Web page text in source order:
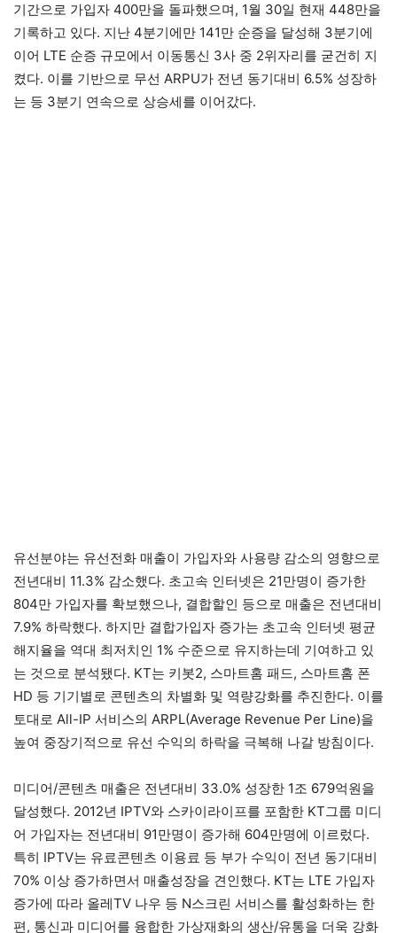
기간으로 가입자 400만을 돌파했으며, 1월 30일 현재 448만을
기록하고 있다. 지난 4분기에만 141만 순증을 달성해 3분기에
이어 LTE 순증 규모에서 이동통신 3사 중 2위자리를 굳건히 지
켰다. 이를 기반으로 무선 ARPU가 전년 동기대비 6.5% 성장하
는 등 3분기 연속으로 상승세를 이어갔다.
유선분야는 유선전화 매출이 가입자와 사용량 감소의 영향으로
전년대비 11.3% 감소했다. 초고속 인터넷은 21만명이 증가한
804만 가입자를 확보했으나, 결합할인 등으로 매출은 전년대비
7.9% 하락했다. 하지만 결합가입자 증가는 초고속 인터넷 평균
해지율을 역대 최저치인 1% 수준으로 유지하는데 기여하고 있
는 것으로 분석됐다. KT는 키봇2, 스마트홈 패드, 스마트홈 폰
HD 등 기기별로 콘텐츠의 차별화 및 역량강화를 추진한다. 이를
토대로 All-IP 서비스의 ARPL(Average Revenue Per Line)을
높여 중장기적으로 유선 수익의 하락을 극복해 나갈 방침이다.
미디어/콘텐츠 매출은 전년대비 33.0% 성장한 1조 679억원을
달성했다. 2012년 IPTV와 스카이라이프를 포함한 KT그룹 미디
어 가입자는 전년대비 91만명이 증가해 604만명에 이르렀다.
특히 IPTV는 유료콘텐츠 이용료 등 부가 수익이 전년 동기대비
70% 이상 증가하면서 매출성장을 견인했다. KT는 LTE 가입자
증가에 따라 올레TV 나우 등 N스크린 서비스를 활성화하는 한
편, 통신과 미디어를 융합한 가상재화의 생산/유통을 더욱 강화